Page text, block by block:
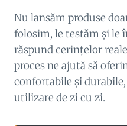
Nu lansăm produse
folosim, le testăm și le
răspund cerințelor
proces ne ajută să
confortabile și
utilizare de zi cu zi.